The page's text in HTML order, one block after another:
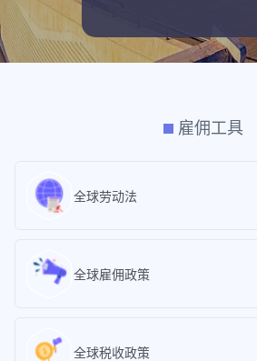
雇佣工具
全球劳动法
全球雇佣政策
全球税收政策